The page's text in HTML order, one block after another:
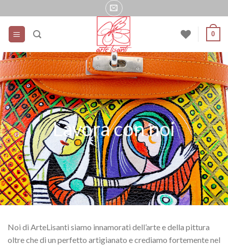
ai
contenuti
0
Lavora con noi
Noi di ArteLisanti siamo innamorati dell’arte e della pittura
oltre che di un perfetto artigianato e crediamo fortemente nel